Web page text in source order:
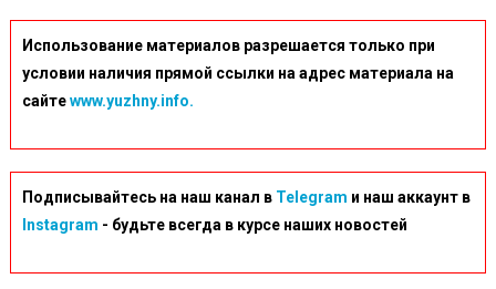
Использование материалов разрешается только при
условии наличия прямой ссылки на адрес материала на
сайтеwww.yuzhny.info.
Подписывайтесь на наш канал в Telegram и наш аккаунт в
Instagram - будьте всегда в курсе наших новостей